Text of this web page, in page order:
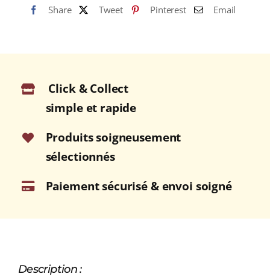
Share
Tweet Pinterest Email
Click & Collect
simple et rapide
Produits soigneusement
sélectionnés
Paiement sécurisé & envoi soigné
Description :